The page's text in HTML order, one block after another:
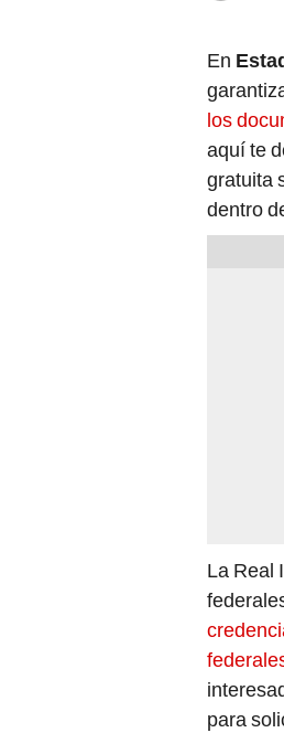
En
los
aquí te
gratuita
dentro
La Real
para